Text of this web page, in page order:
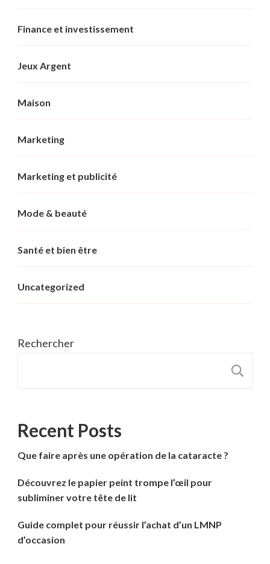
Finance et investissement
Jeux Argent
Maison
Marketing
Marketing et publicité
Mode & beauté
Santé et bien être
Uncategorized
Rechercher
Recent Posts
Que faire après une opération de la cataracte ?
Découvrez le papier peint trompe l’œil pour
subliminer votre tête de lit
Guide complet pour réussir l’achat d’un LMNP
d’occasion